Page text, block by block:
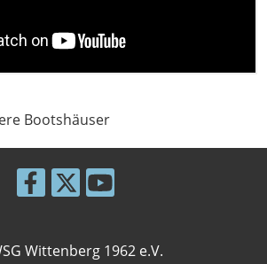
Bootshäuser
Wittenberg 1962 e.V.